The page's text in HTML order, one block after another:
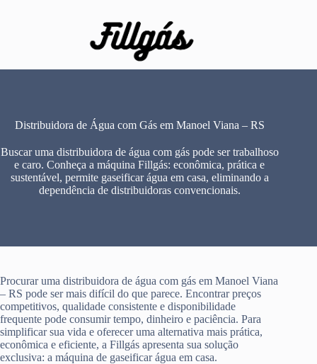
Distribuidora de Água com Gás em Manoel Viana – RS
Buscar uma distribuidora de água com gás pode ser trabalhoso
e caro. Conheça a máquina Fillgás: econômica, prática e
sustentável, permite gaseificar água em casa, eliminando a
dependência de distribuidoras convencionais.
Procurar uma distribuidora de água com gás em Manoel Viana
– RS pode ser mais difícil do que parece. Encontrar preços
competitivos, qualidade consistente e disponibilidade
frequente pode consumir tempo, dinheiro e paciência. Para
simplificar sua vida e oferecer uma alternativa mais prática,
econômica e eficiente, a Fillgás apresenta sua solução
exclusiva: a máquina de gaseificar água em casa.